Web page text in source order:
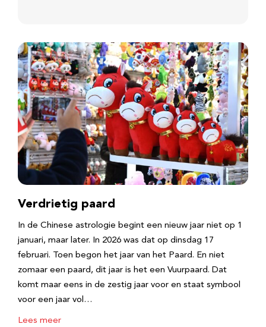
Verdrietig paard
In de Chinese astrologie begint een nieuw jaar niet op 1
januari, maar later. In 2026 was dat op dinsdag 17
februari. Toen begon het jaar van het Paard. En niet
zomaar een paard, dit jaar is het een Vuurpaard. Dat
komt maar eens in de zestig jaar voor en staat symbool
voor een jaar vol…
Lees meer